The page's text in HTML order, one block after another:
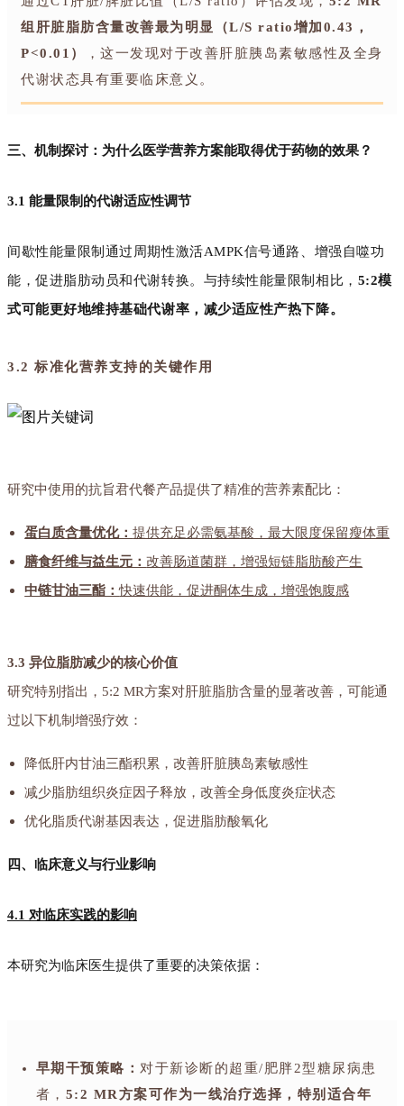
组肝脏脂肪含量改善最为明显（L/S ratio增加0.43，
P<0.01）
，这一发现对于改善肝脏胰岛素敏感性及全身
代谢状态具有重要临床意义。
三、机制探讨：为什么医学营养方案能取得优于药物的效果？
3.1 能量限制的代谢适应性调节
间歇性能量限制通过周期性激活AMPK信号通路、增强自噬功
能，促进脂肪动员和代谢转换。与持续性能量限制相比， 5:2模
式可能更好地维持基础代谢率，减少适应性产热下降。
3.2 标准化营养支持的关键作用
研究中使用的抗旨君代餐产品提供了精准的营养素配比：
蛋白质含量优化：提供充足必需氨基酸，最大限度保留瘦体重
膳食纤维与益生元：改善肠道菌群，增强短链脂肪酸产生
中链甘油三酯：快速供能，促进酮体生成，增强饱腹感
3.3 异位脂肪减少的核心价值
研究特别指出，5:2 MR方案对肝脏脂肪含量的显著改善，可能通
过以下机制增强疗效：
降低肝内甘油三酯积累，改善肝脏胰岛素敏感性
减少脂肪组织炎症因子释放，改善全身低度炎症状态
优化脂质代谢基因表达，促进脂肪酸氧化
四、临床意义与行业影响
4.1 对临床实践的影响
本研究为临床医生提供了重要的决策依据：
早期干预策略： 对于新诊断的超重/肥胖2型糖尿病患
者， 5:2 MR方案可作为一线治疗选择，特别适合年